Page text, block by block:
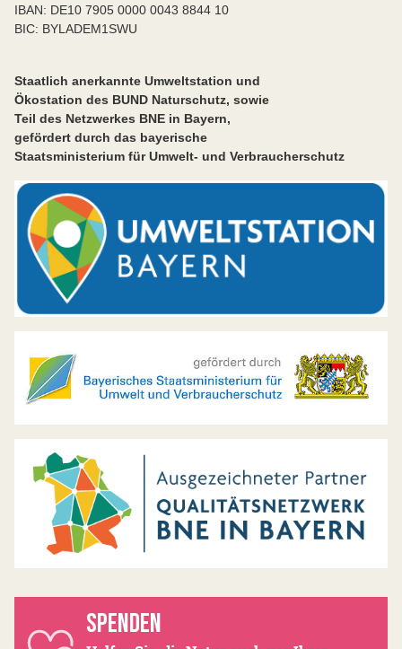
IBAN: DE10 7905 0000 0043 8844 10
BIC: BYLADEM1SWU
Staatlich anerkannte Umweltstation und
Ökostation des BUND Naturschutz, sowie
Teil des Netzwerkes BNE in Bayern,
gefördert durch das bayerische
Staatsministerium für Umwelt- und Verbraucherschutz
SPENDEN